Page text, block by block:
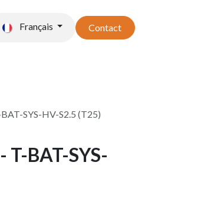
Français Contact
SYS-HV-S2.5 (T25)
BAT-SYS-